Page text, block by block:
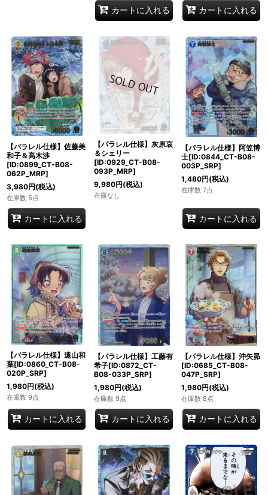
カートに入れる カートに入れる
【パラレル仕様】佐藤美
和子＆高木渉
[ID:0899_CT-B08-
062P_MRP]
3,980円(税込)
在庫数 5点
カートに入れる
【パラレル仕様】灰原哀
＆シェリー
[ID:0929_CT-B08-
093P_MRP]
9,980円(税込)
在庫なし
【パラレル仕様】阿笠博
士[ID:0844_CT-B08-
003P_SRP]
1,480円(税込)
在庫数 7点
カートに入れる
【パラレル仕様】遠山和
葉[ID:0860_CT-B08-
020P_SRP]
1,980円(税込)
在庫数 9点
カートに入れる
【パラレル仕様】工藤有
希子[ID:0872_CT-
B08-033P_SRP]
1,980円(税込)
在庫数 9点
カートに入れる
【パラレル仕様】沖矢昴
[ID:0685_CT-B08-
047P_SRP]
1,980円(税込)
在庫数 8点
カートに入れる